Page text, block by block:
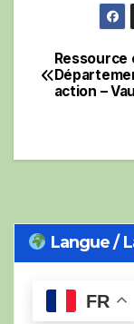
de
Ressource
action –
Langue /
FR